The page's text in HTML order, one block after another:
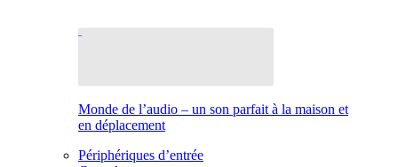
Monde de l’audio – un son parfait à la maison et
en déplacement
Périphériques d’entrée